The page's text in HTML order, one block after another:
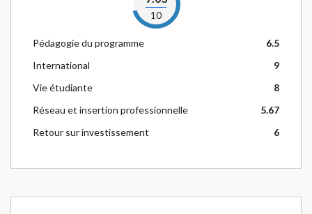
10
Pédagogie du programme
6.5
International
9
Vie étudiante
8
Réseau et insertion professionnelle
5.67
Retour sur investissement
6